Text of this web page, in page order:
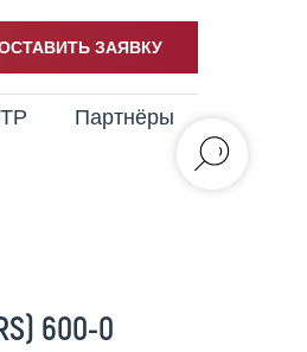
ЗАЯВКУ
Партнёры
600-0